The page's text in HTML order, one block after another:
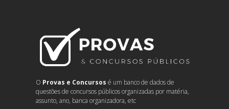
O Provas e Concursos é um banco de dados de
questões de concursos públicos organizadas por matéria,
assunto, ano, banca organizadora, etc